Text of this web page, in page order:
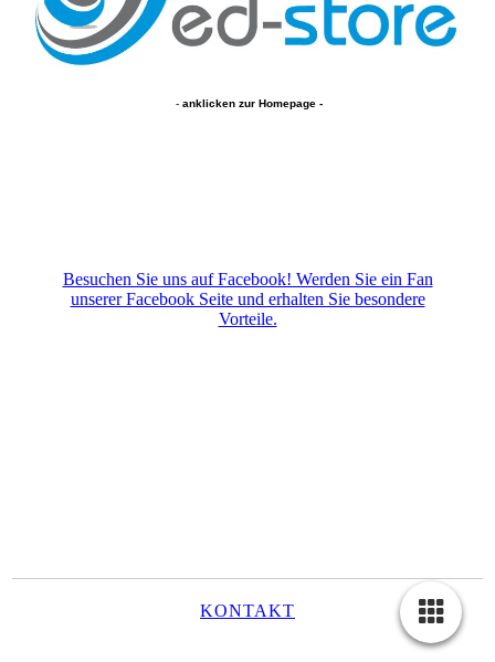
- anklicken zur Homepage -
Besuchen Sie uns auf Facebook! Werden Sie ein Fan
unserer Facebook Seite und erhalten Sie besondere
Vorteile.
KONTAKT